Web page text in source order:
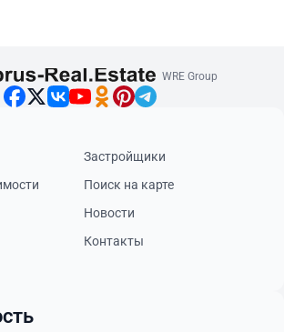
WRE Group
Застройщики
Поиск на карте
Новости
Контакты